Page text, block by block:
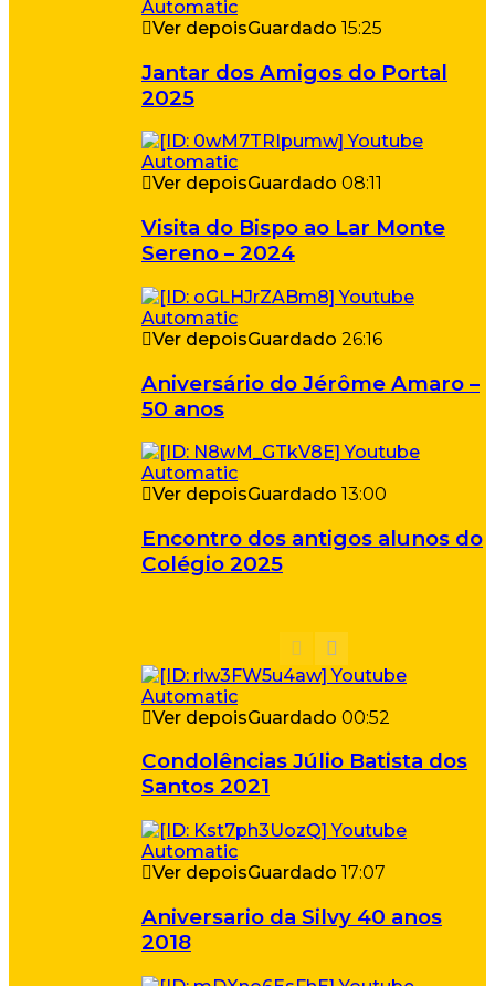
Ver depoisGuardado 15:25
Jantar dos Amigos do Portal
2025
Ver depoisGuardado 08:11
Visita do Bispo ao Lar Monte
Sereno – 2024
Ver depoisGuardado 26:16
Aniversário do Jérôme Amaro –
50 anos
Ver depoisGuardado 13:00
Encontro dos antigos alunos do
Colégio 2025
Ver depoisGuardado 00:52
Condolências Júlio Batista dos
Santos 2021
Ver depoisGuardado 17:07
Aniversario da Silvy 40 anos
2018